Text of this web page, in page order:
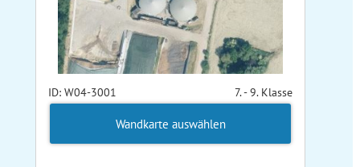
ID: W04-3001 7. - 9. Klasse
Wandkarte auswählen